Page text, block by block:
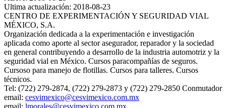
Ultima actualización: 2018-08-23
CENTRO DE EXPERIMENTACIÓN Y SEGURIDAD VIAL
MÉXICO, S.A.
Organización dedicada a la experimentación e investigación
aplicada como aporte al sector asegurador, reparador y la sociedad
en general contribuyendo a desarrollo de la industria automotriz y la
seguridad vial en México. Cursos paracompañías de seguros.
Cursoso para manejo de flotillas. Cursos para talleres. Cursos
técnicos.
Tel: (722) 279-2874, (722) 279-2873 y (722) 279-2850 Conmutador
email: cesvimexico@cesvimexico.com.mx
email: lmorales@cesvimexico.com.mx